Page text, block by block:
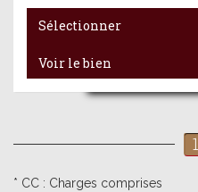
Sélectionner
Voir le bien
1
* CC : Charges comprises